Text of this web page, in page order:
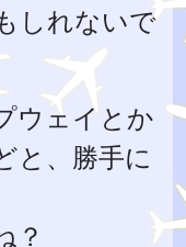
しれないで
ウェイとか
と、勝手に
？